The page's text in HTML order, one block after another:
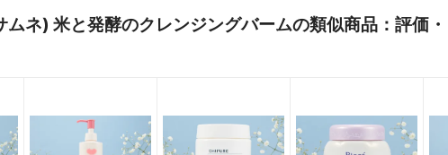
ネ) 米と発酵のクレンジングバームの類似商品：評価・